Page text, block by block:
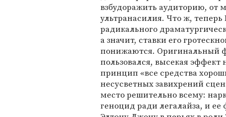
взбудоражить аудиторию, от
ультранасилия. Что ж, теперь
радикального
а значит, ставки его
понижаются. Оригинальный
пользовался, высекая
принцип «все средства
несусветных завихрений
место решительно всему:
геноцид ради легалайза, и